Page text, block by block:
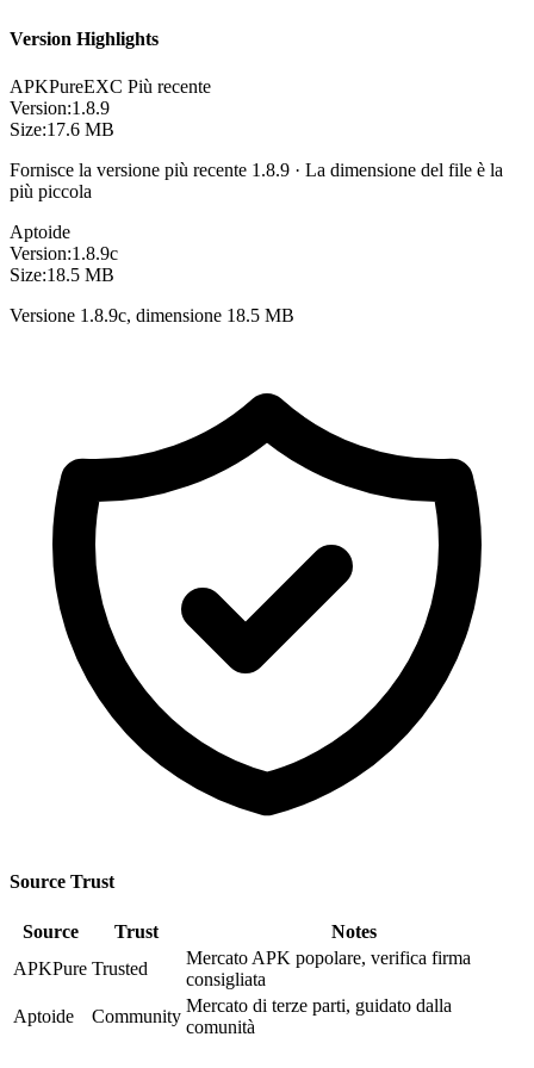
Version Highlights
APKPureEXC Più recente
Version:1.8.9
Size:17.6 MB
Fornisce la versione più recente 1.8.9 · La dimensione del file è la
più piccola
Aptoide
Version:1.8.9c
Size:18.5 MB
Versione 1.8.9c, dimensione 18.5 MB
Source Trust
Source Trust
Notes
APKPure Trusted
Mercato APK popolare, verifica firma
consigliata
Aptoide
Community
Mercato di terze parti, guidato dalla
comunità